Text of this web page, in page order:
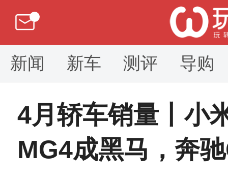
新闻 新车 测评 导购
4月轿车销量丨小
MG4成黑马，奔